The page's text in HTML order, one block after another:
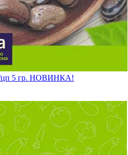
цп 5 гр. НОВИНКА!